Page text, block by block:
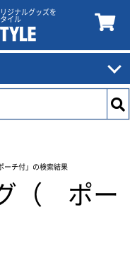
ジナルグッズを
イル
ーチ付」の検索結果
（ ポー